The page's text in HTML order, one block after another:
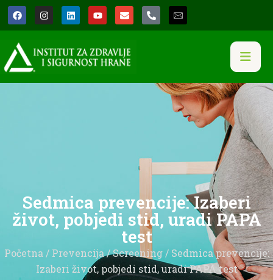
Sedmica prevencije: Izaberi
život, pobjedi stid, uradi PAPA
test
Početna / Prevencija/Screening/ Sedmica prevencije:
Izaberi život, pobjedi stid, uradi PAPA test